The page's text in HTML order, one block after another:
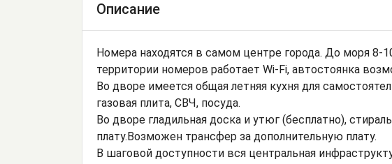
Описание
Номера находятся в самом центре города. До моря 8-
территории номеров работает Wi-Fi, автостоянка
Во дворе имеется общая летняя кухня для
газовая плита, СВЧ, посуда.
Во дворе гладильная доска и утюг (бесплатно),
плату.Возможен трансфер за дополнительную плату.
В шаговой доступности вся центральная